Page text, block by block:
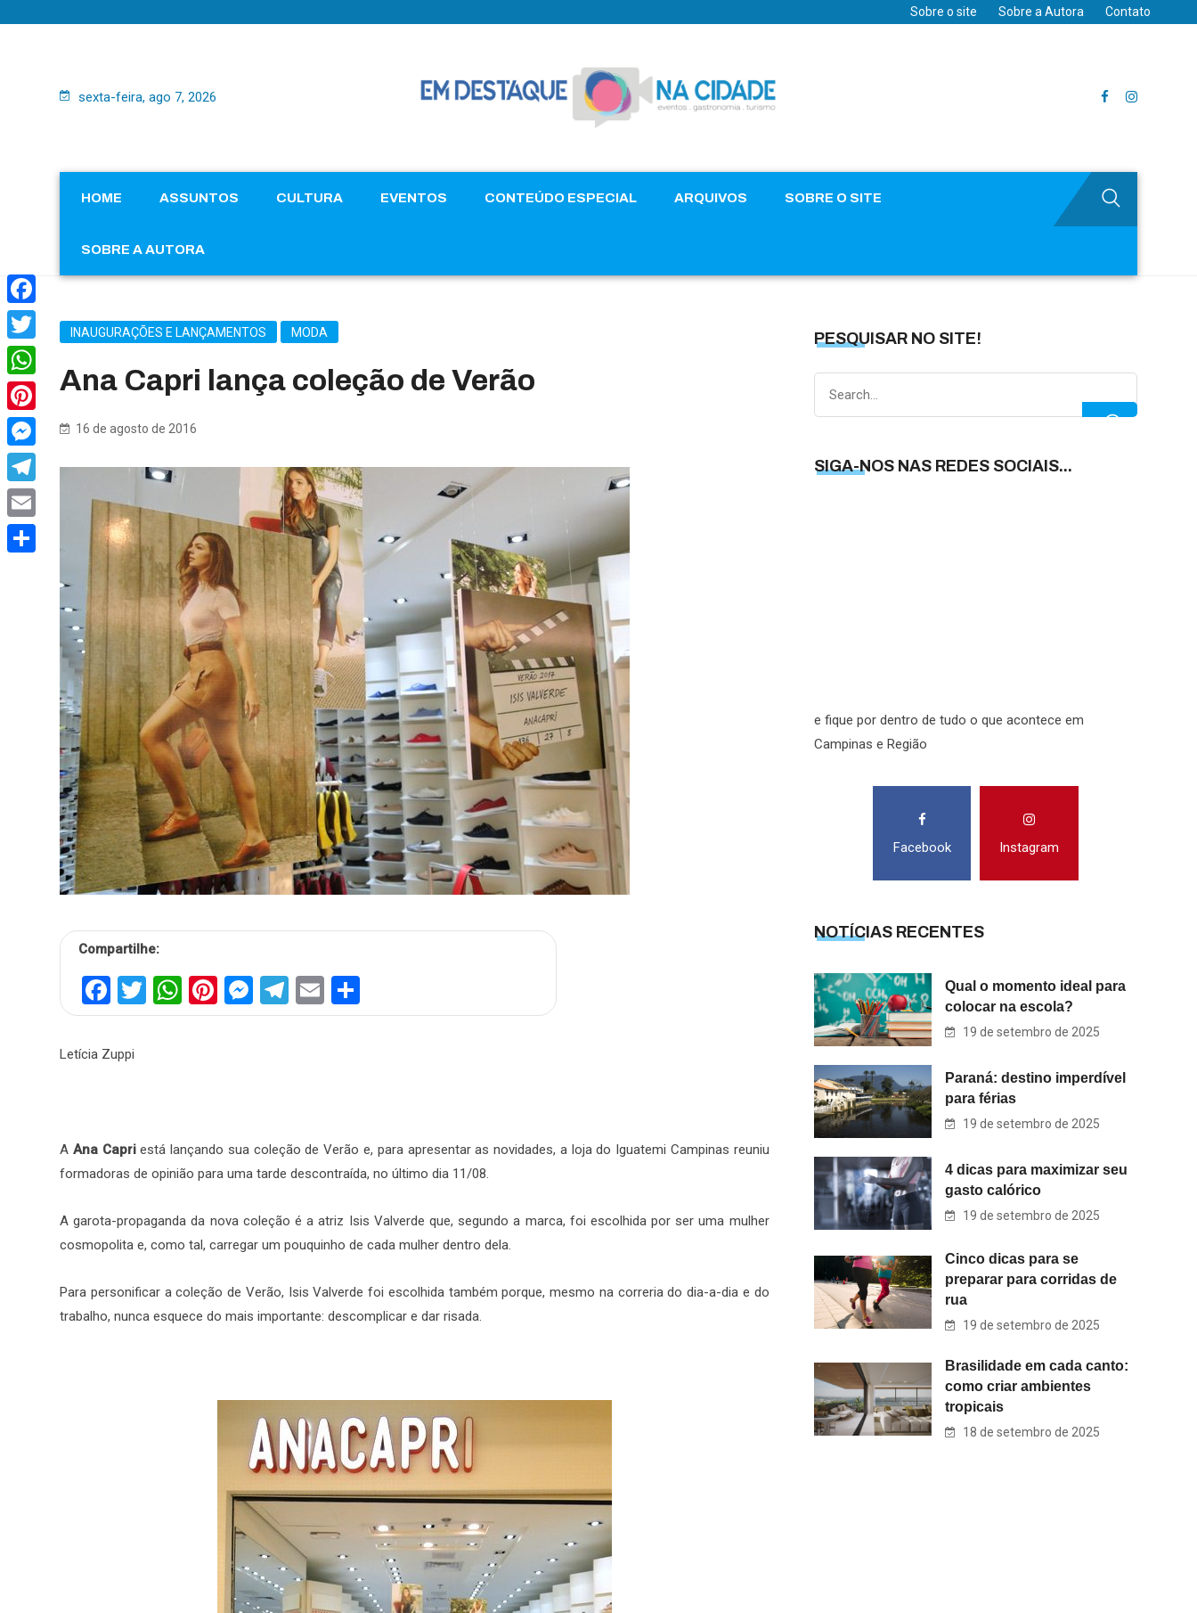
Sobre o site Sobre a Autora Contato
sexta-feira, ago 7, 2026
HOME ASSUNTOS CULTURA EVENTOS CONTEÚDO ESPECIAL ARQUIVOS SOBRE O SITE
SOBRE A AUTORA
INAUGURAÇÕES E LANÇAMENTOS MODA
Ana Capri lança coleção de Verão
16 de agosto de 2016
Compartilhe:
Facebook
Twitter
WhatsApp
Pinterest
Messenger
Telegram
Email
Letícia Zuppi
A Ana Capriestá lançando sua coleção de Verão e, para apresentar as novidades, a loja do Iguatemi Campinas reuniu
formadoras de opinião para uma tarde descontraída, no último dia 11/08.
A garota-propaganda da nova coleção é a atriz Isis Valverde que, segundo a marca, foi escolhida por ser uma mulher
cosmopolita e, como tal, carregar um pouquinho de cada mulher dentro dela.
Para personificar a coleção de Verão, Isis Valverde foi escolhida também porque, mesmo na correria do dia-a-dia e do
trabalho, nunca esquece do mais importante: descomplicar e dar risada.
PESQUISAR NO SITE!
SIGA-NOS NAS REDES SOCIAIS...
e fique por dentro de tudo o que acontece em
Campinas e Região
Facebook Instagram
NOTÍCIAS RECENTES
Qual o momento ideal para
colocar na escola?
19 de setembro de 2025
Paraná: destino imperdível
para férias
19 de setembro de 2025
4 dicas para maximizar seu
gasto calórico
19 de setembro de 2025
Cinco dicas para se
preparar para corridas de
rua
19 de setembro de 2025
Brasilidade em cada canto:
como criar ambientes
tropicais
18 de setembro de 2025
Facebook
Twitter
WhatsApp
Pinterest
Messenger
Telegram
Email